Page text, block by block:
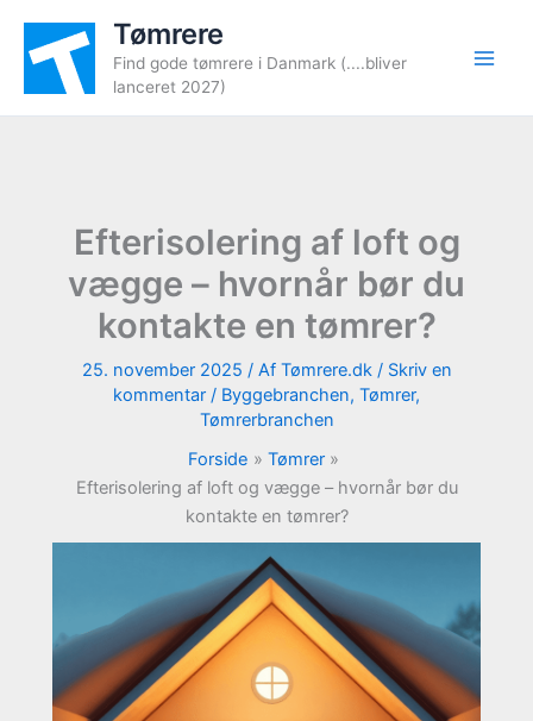
indholdet
Tømrere
Find gode tømrere i Danmark (....bliver
lanceret 2027)
Efterisolering af loft og
vægge – hvornår bør du
kontakte en tømrer?
25. november 2025 / Af Tømrere.dk / Skriv en
kommentar / Byggebranchen, Tømrer,
Tømrerbranchen
Forside
Tømrer
Efterisolering af loft og vægge – hvornår bør du
kontakte en tømrer?